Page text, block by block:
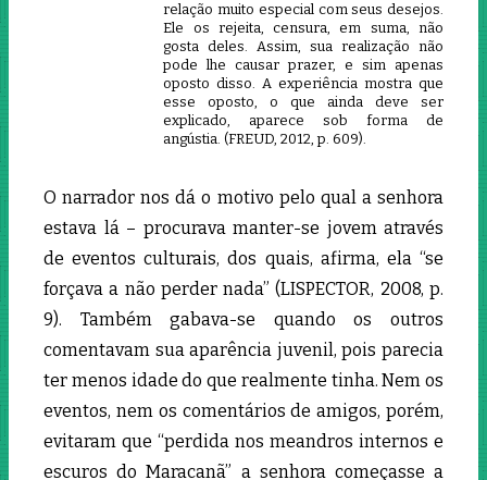
relação muito especial com seus desejos.
Ele os rejeita, censura, em suma, não
gosta deles. Assim, sua realização não
pode lhe causar prazer, e sim apenas
oposto disso. A experiência mostra que
esse oposto, o que ainda deve ser
explicado, aparece sob forma de
angústia. (FREUD, 2012, p. 609).
O narrador nos dá o motivo pelo qual a senhora
estava lá – procurava manter-se jovem através
de eventos culturais, dos quais, afirma, ela “se
forçava a não perder nada” (LISPECTOR, 2008, p.
9). Também gabava-se quando os outros
comentavam sua aparência juvenil, pois parecia
ter menos idade do que realmente tinha. Nem os
eventos, nem os comentários de amigos, porém,
evitaram que “perdida nos meandros internos e
escuros do Maracanã” a senhora começasse a